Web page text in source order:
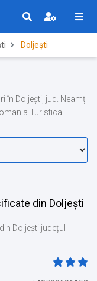
Doljești
în Doljești, jud. Neamț
Turistica!
din Doljești
Doljești județul